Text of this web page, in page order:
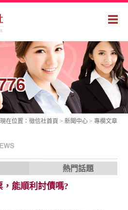
現在位置： 徵信社首頁 > 新聞中心 > 專欄文章
熱門話題
，能順利討債嗎?